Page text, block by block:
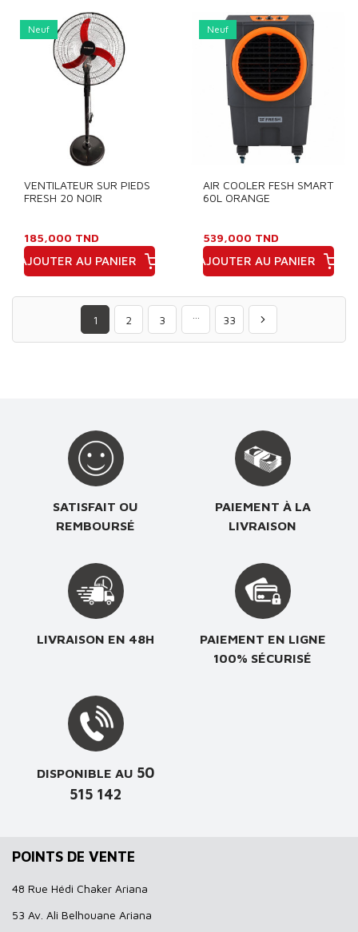
Neuf
VENTILATEUR SUR PIEDS
FRESH 20 NOIR
185,000 TND
AJOUTER AU PANIER
Neuf
AIR COOLER FESH SMART
60L ORANGE
539,000 TND
AJOUTER AU PANIER
1 2 3 … 33
SATISFAIT OU
REMBOURSÉ
PAIEMENT À LA
LIVRAISON
LIVRAISON EN 48H
PAIEMENT EN LIGNE
100% SÉCURISÉ
DISPONIBLE AU 50
515 142
POINTS DE VENTE
48 Rue Hédi Chaker Ariana
53 Av. Ali Belhouane Ariana